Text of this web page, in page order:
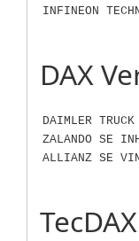
INFINEON
DAX
DAIMLER
ZALANDO SE
ALLIANZ SE